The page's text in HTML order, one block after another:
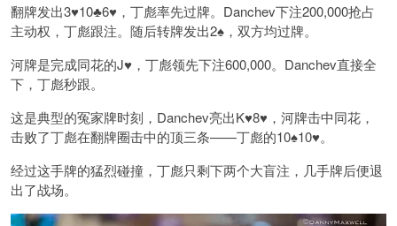
翻牌发出3♥10♣6♥，丁彪率先过牌。Danchev下注200,000抢占
主动权，丁彪跟注。随后转牌发出2♠，双方均过牌。
河牌是完成同花的J♥，丁彪领先下注600,000。Danchev直接全
下，丁彪秒跟。
这是典型的冤家牌时刻，Danchev亮出K♥8♥，河牌击中同花，
击败了丁彪在翻牌圈击中的顶三条——丁彪的10♠10♥。
经过这手牌的猛烈碰撞，丁彪只剩下两个大盲注，几手牌后便退
出了战场。